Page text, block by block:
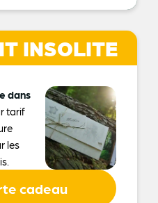
INSOLITE
dans
tarif
les
cadeau